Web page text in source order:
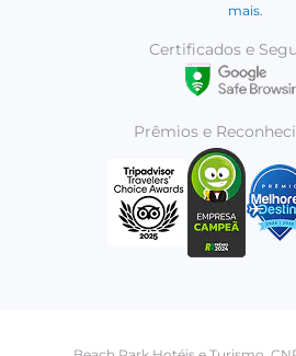
mais.
Prêmios e
Certificados e